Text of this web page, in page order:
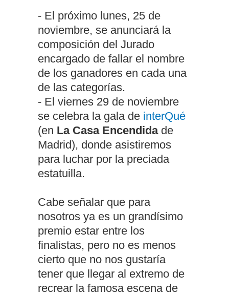
- El próximo lunes, 25 de
noviembre, se anunciará la
composición del Jurado
encargado de fallar el nombre
de los ganadores en cada una
de las categorías.
- El viernes 29 de noviembre
se celebra la gala de interQué
(en La Casa Encendidade
Madrid), donde asistiremos
para luchar por la preciada
estatuilla.
Cabe señalar que para
nosotros ya es un grandísimo
premio estar entre los
finalistas, pero no es menos
cierto que no nos gustaría
tener que llegar al extremo de
recrear la famosa escena de